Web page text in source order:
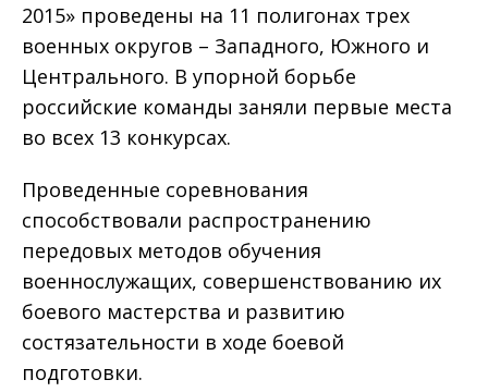
2015» проведены на 11 полигонах трех
военных округов – Западного, Южного и
Центрального. В упорной борьбе
российские команды заняли первые места
во всех 13 конкурсах.
Проведенные соревнования
способствовали распространению
передовых методов обучения
военнослужащих, совершенствованию их
боевого мастерства и развитию
состязательности в ходе боевой
подготовки.